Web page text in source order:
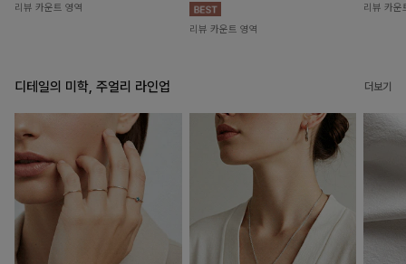
리뷰 카운트 영역
리뷰 카운트 영역
리뷰 카운
디테일의 미학, 주얼리 라인업 더보기